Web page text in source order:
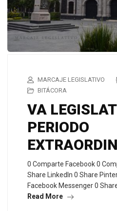
MARCAJE LEGISLATIVO
BITÁCORA
VA
PERIODO
0 Comparte Facebook 0
Share LinkedIn 0 Share
Facebook Messenger 0
Read More